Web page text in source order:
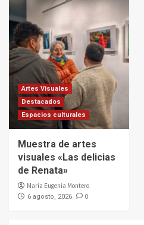
Artes Visuales
Destacados
Espacios culturales
Muestra de artes
visuales «Las delicias
de Renata»
Maria Eugenia Montero
6 agosto, 2026 0